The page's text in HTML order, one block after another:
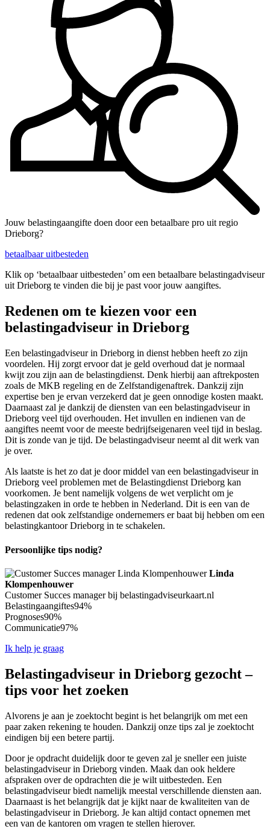
Jouw belastingaangifte doen door een betaalbare pro uit regio
Drieborg?
betaalbaar uitbesteden
Klik op ‘betaalbaar uitbesteden’ om een betaalbare belastingadviseur
uit Drieborg te vinden die bij je past voor jouw aangiftes.
Redenen om te kiezen voor een
belastingadviseur in Drieborg
Een belastingadviseur in Drieborg in dienst hebben heeft zo zijn
voordelen. Hij zorgt ervoor dat je geld overhoud dat je normaal
kwijt zou zijn aan de belastingdienst. Denk hierbij aan aftrekposten
zoals de MKB regeling en de Zelfstandigenaftrek. Dankzij zijn
expertise ben je ervan verzekerd dat je geen onnodige kosten maakt.
Daarnaast zal je dankzij de diensten van een belastingadviseur in
Drieborg veel tijd overhouden. Het invullen en indienen van de
aangiftes neemt voor de meeste bedrijfseigenaren veel tijd in beslag.
Dit is zonde van je tijd. De belastingadviseur neemt al dit werk van
je over.
Als laatste is het zo dat je door middel van een belastingadviseur in
Drieborg veel problemen met de Belastingdienst Drieborg kan
voorkomen. Je bent namelijk volgens de wet verplicht om je
belastingzaken in orde te hebben in Nederland. Dit is een van de
redenen dat ook zelfstandige ondernemers er baat bij hebben om een
belastingkantoor Drieborg in te schakelen.
Persoonlijke tips nodig?
Linda
Klompenhouwer
Customer Succes manager bij belastingadviseurkaart.nl
Belastingaangiftes94%
Prognoses90%
Communicatie97%
Ik help je graag
Belastingadviseur in Drieborg gezocht –
tips voor het zoeken
Alvorens je aan je zoektocht begint is het belangrijk om met een
paar zaken rekening te houden. Dankzij onze tips zal je zoektocht
eindigen bij een betere partij.
Door je opdracht duidelijk door te geven zal je sneller een juiste
belastingadviseur in Drieborg vinden. Maak dan ook heldere
afspraken over de opdrachten die je wilt uitbesteden. Een
belastingadviseur biedt namelijk meestal verschillende diensten aan.
Daarnaast is het belangrijk dat je kijkt naar de kwaliteiten van de
belastingadviseur in Drieborg. Je kan altijd contact opnemen met
een van de kantoren om vragen te stellen hierover.